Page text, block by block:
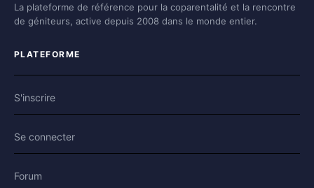
La plateforme de référence pour la coparentalité et la rencontre
de géniteurs, active depuis 2008 dans le monde entier.
PLATEFORME
S'inscrire
Se connecter
Forum